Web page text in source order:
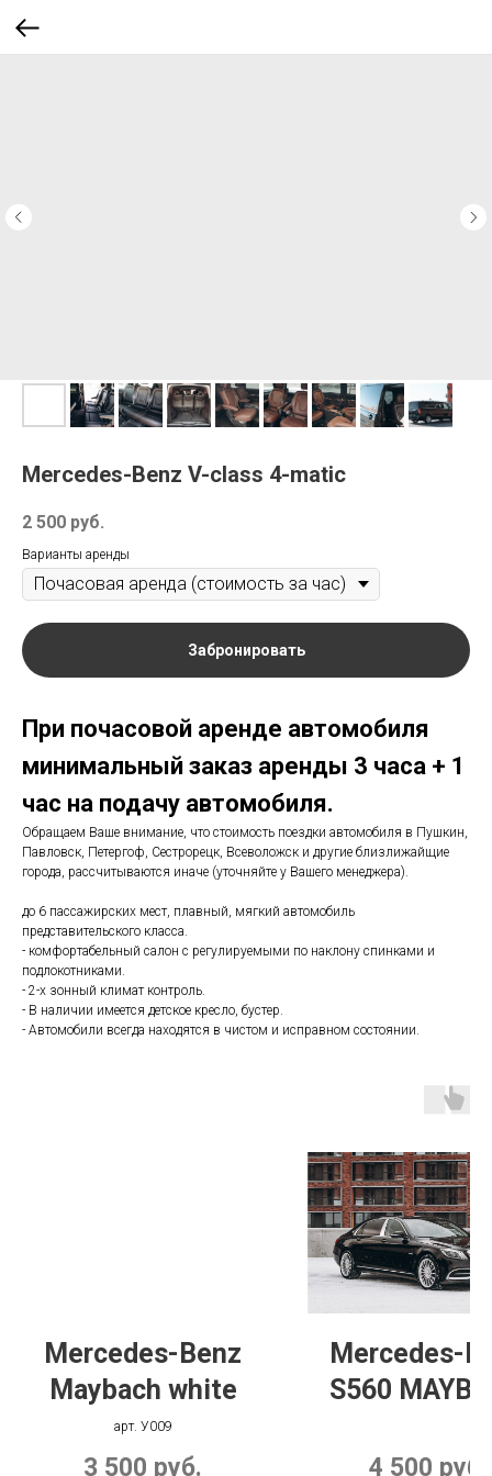
Mercedes-Benz V-class 4-matic
2 500 руб.
Варианты аренды
Забронировать
При почасовой аренде автомобиля
минимальный заказ аренды 3 часа + 1
час на подачу автомобиля.
Обращаем Ваше внимание, что стоимость поездки автомобиля в Пушкин,
Павловск, Петергоф, Сестрорецк, Всеволожск и другие близлижайщие
города, рассчитываются иначе (уточняйте у Вашего менеджера).
до 6 пассажирских мест, плавный, мягкий автомобиль
представительского класса.
- комфортабельный салон с регулируемыми по наклону спинками и
подлокотниками.
- 2-х зонный климат контроль.
- В наличии имеется детское кресло, бустер.
- Автомобили всегда находятся в чистом и исправном состоянии.
Mercedes-Benz
Maybach white
арт. У009
3 500 руб.
Mercedes-
S560
4 500 руб.